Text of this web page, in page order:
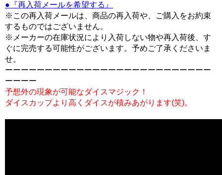
●『再入荷メールを希望する』
※この再入荷メールは、商品の再入荷や、ご購入をお約束
するものではございません。
※メーカーの在庫状況により入荷しない物や再入荷後、す
ぐに完売する可能性がございます。予めご了承くださいま
せ。
ーーーーーーーーーーーーーーーーーーーーーーーーーー
ーーーー
予想外の現象が可能なダイスマジック！
ダイスカップより高くダイスが積みあがります(笑)。